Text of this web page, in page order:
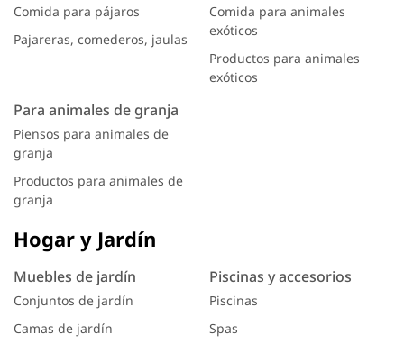
Comida para pájaros
Pajareras, comederos, jaulas
Comida para animales
exóticos
Productos para animales
exóticos
Para animales de granja
Piensos para animales de
granja
Productos para animales de
granja
Hogar y Jardín
Muebles de jardín
Conjuntos de jardín
Camas de jardín
Piscinas y accesorios
Piscinas
Spas